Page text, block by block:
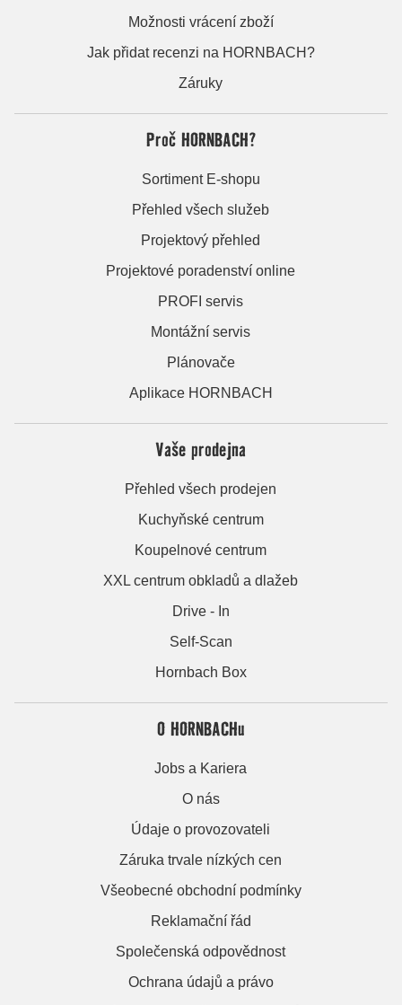
Možnosti vrácení zboží
Jak přidat recenzi na HORNBACH?
Záruky
Proč HORNBACH?
Sortiment E-shopu
Přehled všech služeb
Projektový přehled
Projektové poradenství online
PROFI servis
Montážní servis
Plánovače
Aplikace HORNBACH
Vaše prodejna
Přehled všech prodejen
Kuchyňské centrum
Koupelnové centrum
XXL centrum obkladů a dlažeb
Drive - In
Self-Scan
Hornbach Box
O HORNBACHu
Jobs a Kariera
O nás
Údaje o provozovateli
Záruka trvale nízkých cen
Všeobecné obchodní podmínky
Reklamační řád
Společenská odpovědnost
Ochrana údajů a právo